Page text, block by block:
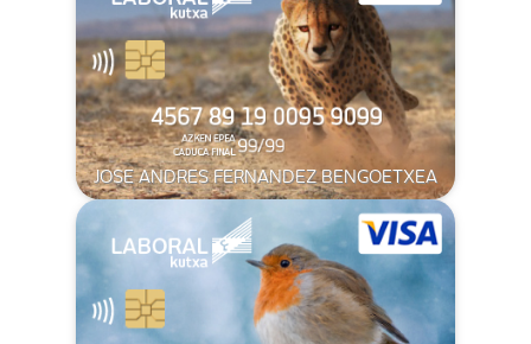
JOSE ANDRES FERNANDEZ BENGOETXEA